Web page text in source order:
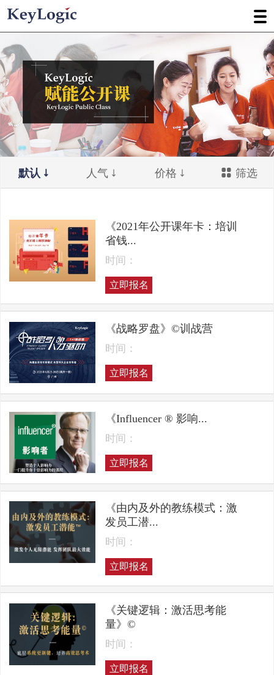
默认 人气 价格 筛选
《2021年公开课年卡：培训
省钱...
时间：
立即报名
《战略罗盘》©训战营
时间：
立即报名
《Influencer ® 影响...
时间：
立即报名
《由内及外的教练模式：激
发员工潜...
时间：
立即报名
《关键逻辑：激活思考能
量》©
时间：
立即报名